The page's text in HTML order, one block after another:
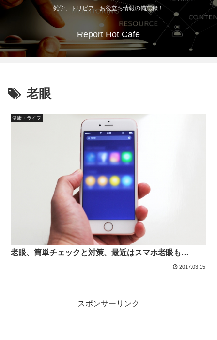
雑学、トリビア、お役立ち情報の備忘録！
Report Hot Cafe
老眼
健康・ライフ
老眼、簡単チェックと対策、最近はスマホ老眼も…
2017.03.15
スポンサーリンク